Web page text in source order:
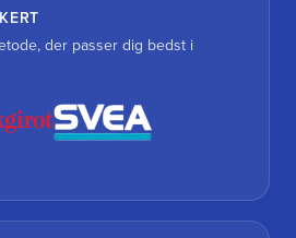
der passer dig bedst i